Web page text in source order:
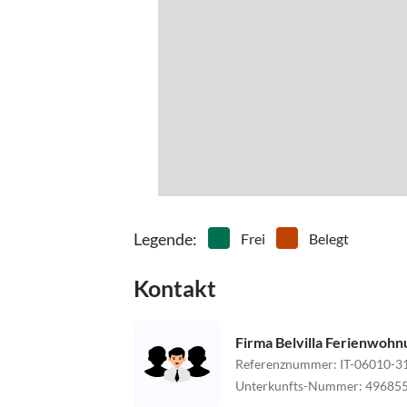
Legende: Frei Belegt
Kontakt
Firma Belvilla
Referenznummer: IT-06010-31
Unterkunfts-Nummer: 496855